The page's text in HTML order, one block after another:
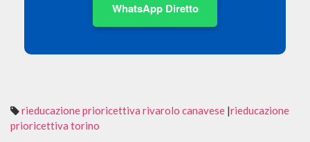
WhatsApp Diretto
rieducazione prioricettiva rivarolo canavese |rieducazione
prioricettiva torino